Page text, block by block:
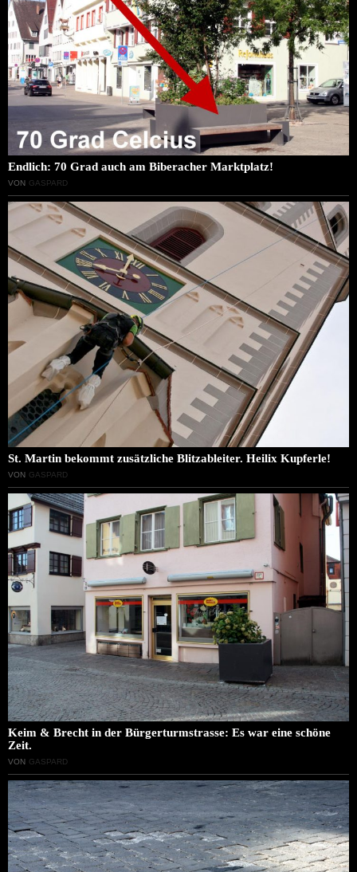
Endlich: 70 Grad auch am Biberacher Marktplatz!
VON GASPARD
St. Martin bekommt zusätzliche Blitzableiter. Heilix Kupferle!
VON GASPARD
Keim & Brecht in der Bürgerturmstrasse: Es war eine schöne
Zeit.
VON GASPARD